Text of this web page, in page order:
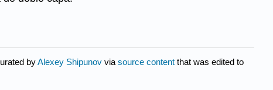
byAlexey Shipunov via source content that was edited to